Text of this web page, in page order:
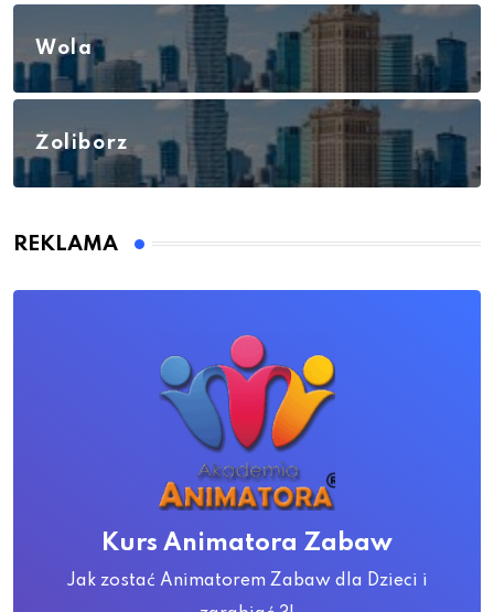
Wola
Żoliborz
REKLAMA
Kurs Animatora Zabaw
Jak zostać Animatorem Zabaw dla Dzieci i